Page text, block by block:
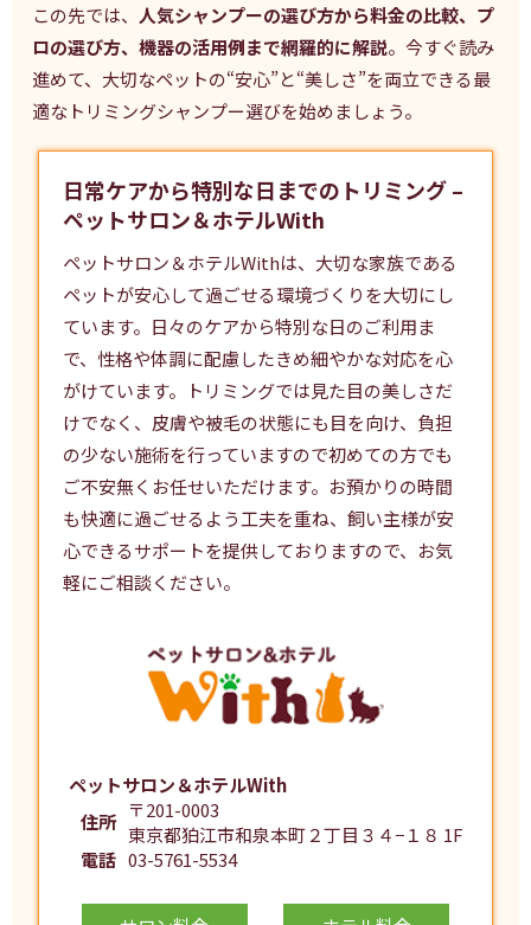
この先では、 人気シャンプーの選び方から料金の比較、プ
ロの選び方、機器の活用例まで網羅的に解説。今すぐ読み
進めて、大切なペットの“安心”と“美しさ”を両立できる最
適なトリミングシャンプー選びを始めましょう。
日常ケアから特別な日までのトリミング –
ペットサロン＆ホテルWith
ペットサロン＆ホテルWithは、大切な家族である
ペットが安心して過ごせる環境づくりを大切にし
ています。日々のケアから特別な日のご利用ま
で、性格や体調に配慮したきめ細やかな対応を心
がけています。
トリミングでは見た目の美しさだ
けでなく、皮膚や被毛の状態にも目を向け、負担
の少ない施術を行っていますので初めての方でも
ご不安無くお任せいただけます。お預かりの時間
も快適に過ごせるよう工夫を重ね、飼い主様が安
心できるサポートを提供しておりますので、お気
軽にご相談ください。
ペットサロン＆ホテルWith
住所 〒201-0003
東京都狛江市和泉本町２丁目３４−１８ 1F
電話 03-5761-5534